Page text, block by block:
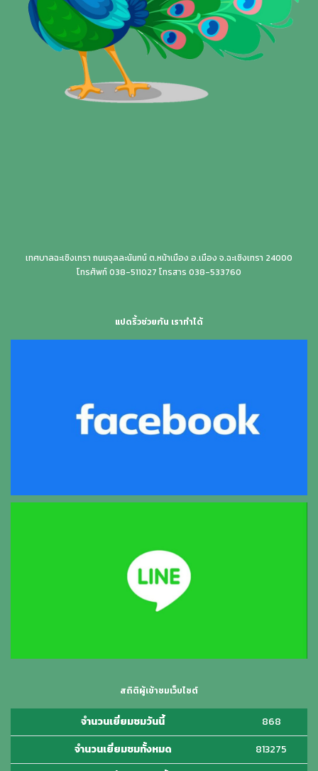
เทศบาลฉะเชิงเทรา ถนนจุลละนันทน์ ต.หน้าเมือง อ.เมือง จ.ฉะเชิงเทรา 24000
โทรศัพท์ 038-511027 โทรสาร 038-533760
แปดริ้วช่วยกัน เราทำได้
สถิติผู้เข้าชมเว็บไซต์
จำนวนเยี่ยมชมวันนี้
868
จำนวนเยี่ยมชมทั้งหมด
813275